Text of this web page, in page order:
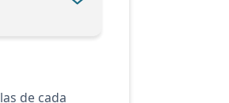
de cada